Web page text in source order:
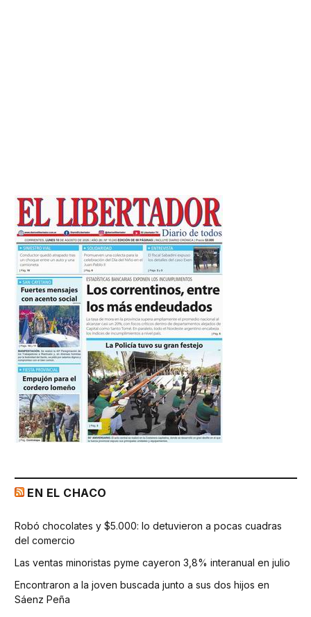
EN EL CHACO
Robó chocolates y $5.000: lo detuvieron a pocas cuadras
del comercio
Las ventas minoristas pyme cayeron 3,8% interanual en julio
Encontraron a la joven buscada junto a sus dos hijos en
Sáenz Peña